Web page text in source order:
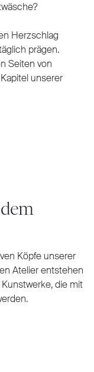
Herzschlag
prägen.
Seiten von
unserer
Köpfe unserer
Atelier entstehen
die mit